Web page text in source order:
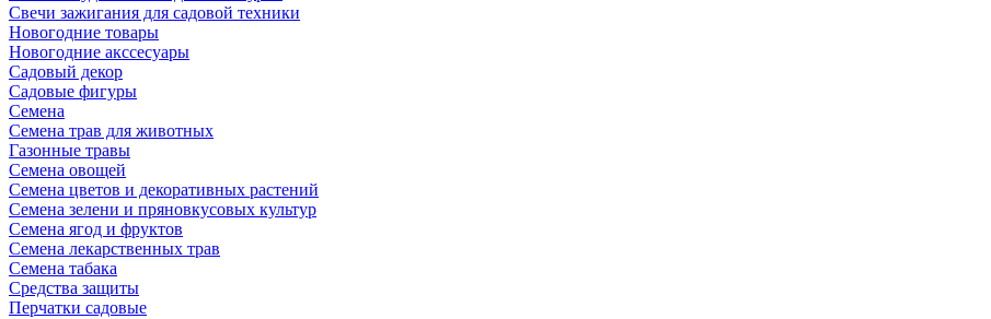
Свечи зажигания для садовой техники
Новогодние товары
Новогодние акссесуары
Садовый декор
Садовые фигуры
Семена
Семена трав для животных
Газонные травы
Семена овощей
Семена цветов и декоративных растений
Семена зелени и пряновкусовых культур
Семена ягод и фруктов
Семена лекарственных трав
Семена табака
Средства защиты
Перчатки садовые